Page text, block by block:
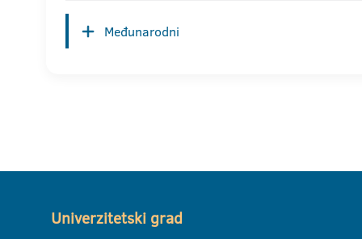
Međunarodni
Univerzitetski grad